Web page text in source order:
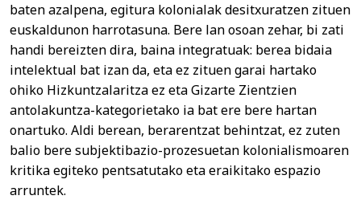
baten azalpena, egitura kolonialak desitxuratzen zituen
euskaldunon harrotasuna. Bere lan osoan zehar, bi zati
handi bereizten dira, baina integratuak: berea bidaia
intelektual bat izan da, eta ez zituen garai hartako
ohiko Hizkuntzalaritza ez eta Gizarte Zientzien
antolakuntza-kategorietako ia bat ere bere hartan
onartuko. Aldi berean, berarentzat behintzat, ez zuten
balio bere subjektibazio-prozesuetan kolonialismoaren
kritika egiteko pentsatutako eta eraikitako espazio
arruntek.